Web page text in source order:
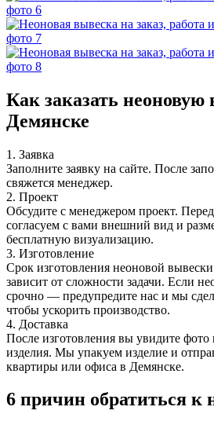
Как заказать неоновую
Демянске
1. Заявка
Заполните заявку на сайте. После
свяжется менеджер.
2. Проект
Обсудите с менеджером проект.
согласуем с вами внешний вид и
бесплатную визуализацию.
3. Изготовление
Срок изготовления неоновой
зависит от сложности задачи. Если
срочно — предупредите нас и мы
чтобы ускорить производство.
4. Доставка
После изготовления вы увидите фото
изделия. Мы упакуем изделие и
квартиры или офиса в Демянске.
6 причин обратиться к